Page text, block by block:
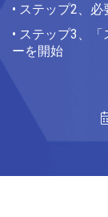
• ステップ2、
• ステップ3、
ーを開始